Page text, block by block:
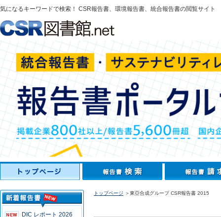
気になるキーワードで検索！ CSR報告書、環境報告書、統合報告書の閲覧サイト
DIC レポート 2026
トップページ ＞東亞合成グループ CSR報告書 2015